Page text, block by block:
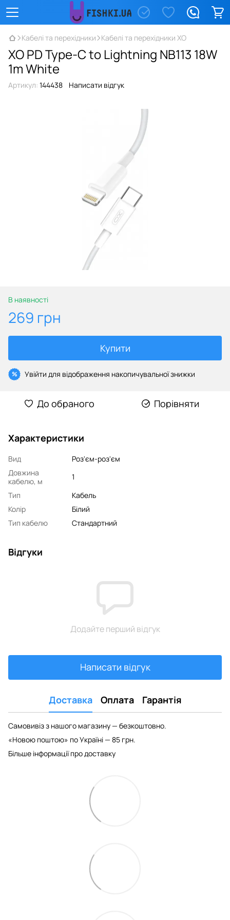
Кабелі та перехідники Кабелі та перехідники XO
XO PD Type-C to Lightning NB113 18W
1m White
Артикул: 144438 Написати відгук
В наявності
269 грн
Купити
% Увійти для відображення накопичувальної знижки
До обраного Порівняти
Характеристики
Вид
Роз'єм-роз'єм
Довжина
кабелю, м
1
Тип
Кабель
Колір
Білий
Тип кабелю
Стандартний
Відгуки
Додайте перший відгук
Написати відгук
Доставка Оплата Гарантія
Самовивіз з нашого магазину — безкоштовно.
«Новою поштою» по Україні — 85 грн.
Більше інформації про доставку